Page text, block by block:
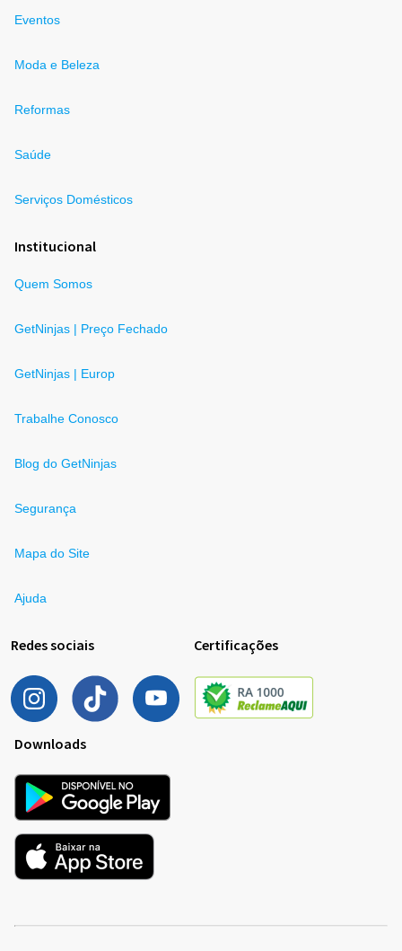
Eventos
Moda e Beleza
Reformas
Saúde
Serviços Domésticos
Institucional
Quem Somos
GetNinjas | Preço Fechado
GetNinjas | Europ
Trabalhe Conosco
Blog do GetNinjas
Segurança
Mapa do Site
Ajuda
Redes sociais Certificações
Downloads